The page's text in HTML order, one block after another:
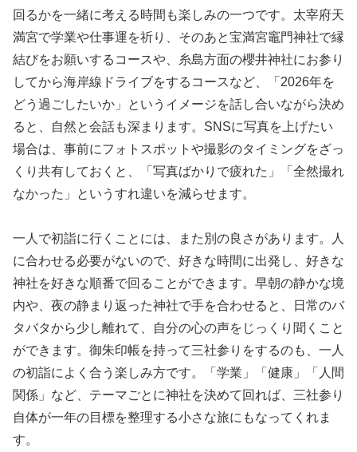
回るかを一緒に考える時間も楽しみの一つです。太宰府天
満宮で学業や仕事運を祈り、そのあと宝満宮竈門神社で縁
結びをお願いするコースや、糸島方面の櫻井神社にお参り
してから海岸線ドライブをするコースなど、「2026年を
どう過ごしたいか」というイメージを話し合いながら決め
ると、自然と会話も深まります。SNSに写真を上げたい
場合は、事前にフォトスポットや撮影のタイミングをざっ
くり共有しておくと、「写真ばかりで疲れた」「全然撮れ
なかった」というすれ違いを減らせます。
一人で初詣に行くことには、また別の良さがあります。人
に合わせる必要がないので、好きな時間に出発し、好きな
神社を好きな順番で回ることができます。早朝の静かな境
内や、夜の静まり返った神社で手を合わせると、日常のバ
タバタから少し離れて、自分の心の声をじっくり聞くこと
ができます。御朱印帳を持って三社参りをするのも、一人
の初詣によく合う楽しみ方です。「学業」「健康」「人間
関係」など、テーマごとに神社を決めて回れば、三社参り
自体が一年の目標を整理する小さな旅にもなってくれま
す。